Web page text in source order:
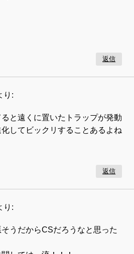
返信
り:
と遠くに置いたトラップが発動
してビックリすることあるよね
返信
り:
うだからCSだろうなと思った